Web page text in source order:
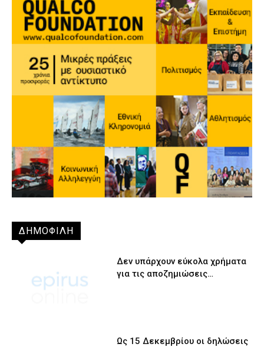
ΔΗΜΟΦΙΛΗ
Δεν υπάρχουν εύκολα χρήματα
για τις αποζημιώσεις…
Ως 15 Δεκεμβρίου οι δηλώσεις